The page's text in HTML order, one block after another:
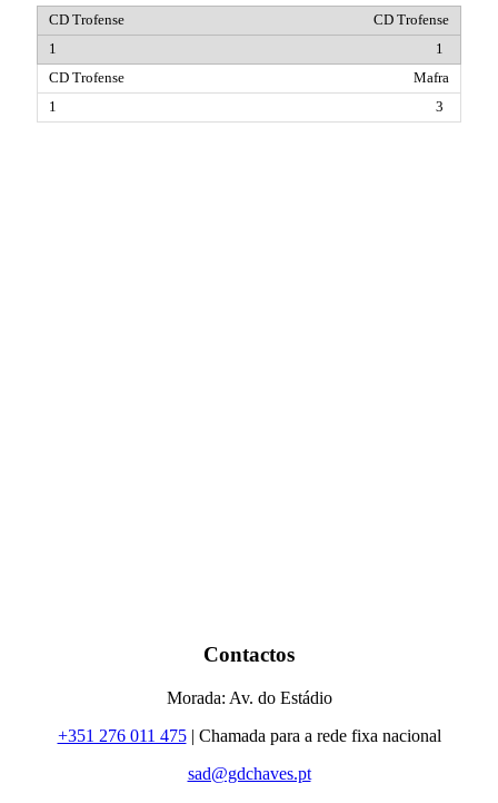
CD Trofense
1
Mafra
3
Contactos
Morada: Av. do Estádio
+351 276 011 475| Chamada para a rede fixa nacional
sad@gdchaves.pt